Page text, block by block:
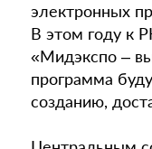
электронных
В этом году к
«Мидэкспо –
программа
созданию,